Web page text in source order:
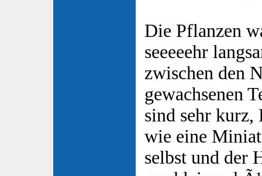
Die Pflanzen
seeeeehr
zwischen den
gewachsenen
sind sehr kurz,
wie eine
selbst und der